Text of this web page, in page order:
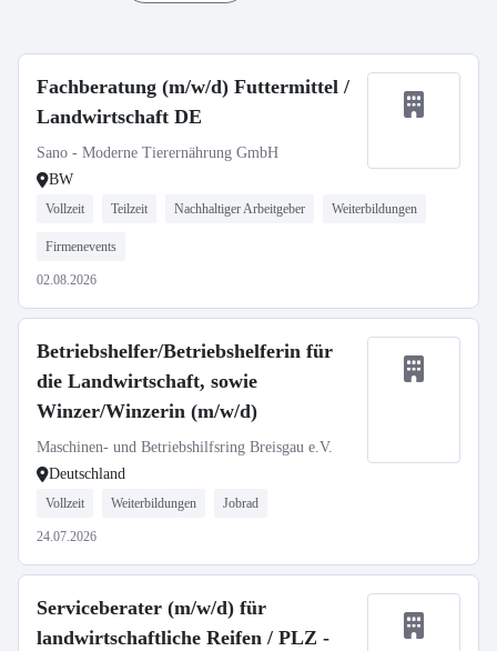
Fachberatung (m/w/d) Futtermittel /
Landwirtschaft DE
Sano - Moderne Tierernährung GmbH
BW
Vollzeit Teilzeit Nachhaltiger Arbeitgeber Weiterbildungen
Firmenevents
02.08.2026
Betriebshelfer/Betriebshelferin für
die Landwirtschaft, sowie
Winzer/Winzerin (m/w/d)
Maschinen- und Betriebshilfsring Breisgau e.V.
Deutschland
Vollzeit Weiterbildungen Jobrad
24.07.2026
Serviceberater (m/w/d) für
landwirtschaftliche Reifen / PLZ -